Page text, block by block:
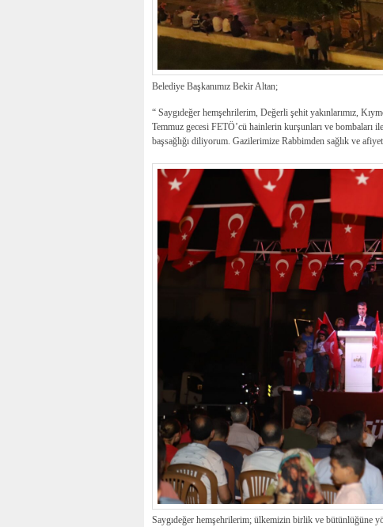
Belediye Başkanımız Bekir Altan;
“ Saygıdeğer hemşehrilerim, Değerli şehit yakınlarımız,
Temmuz gecesi FETÖ’cü hainlerin kurşunları ve bombaları
başsağlığı diliyorum. Gazilerimize Rabbimden sağlık ve
Saygıdeğer hemşehrilerim; ülkemizin birlik ve bütünlüğüne